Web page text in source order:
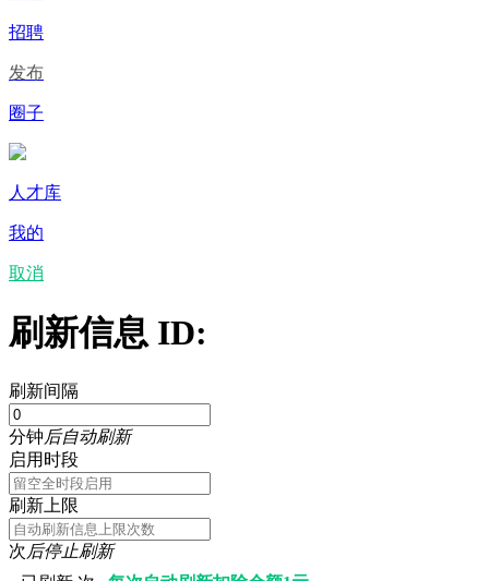
招聘
发布
圈子
人才库
我的
取消
刷新信息 ID:
刷新间隔
分钟后自动刷新
启用时段
刷新上限
次后停止刷新